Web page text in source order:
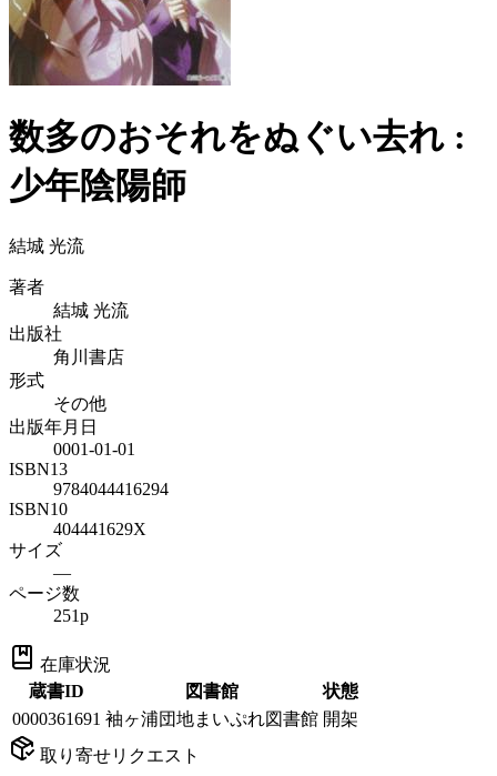
数多のおそれをぬぐい去れ :
少年陰陽師
結城 光流
著者
結城 光流
出版社
角川書店
形式
その他
出版年月日
0001-01-01
ISBN13
9784044416294
ISBN10
404441629X
サイズ
—
ページ数
251p
在庫状況
蔵書ID
図書館
状態
0000361691 袖ヶ浦団地まいぷれ図書館 開架
取り寄せリクエスト